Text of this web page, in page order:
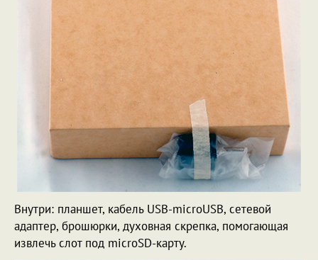
Внутри: планшет, кабель USB-microUSB, сетевой
адаптер, брошюрки, духовная скрепка, помогающая
извлечь слот под microSD-карту.